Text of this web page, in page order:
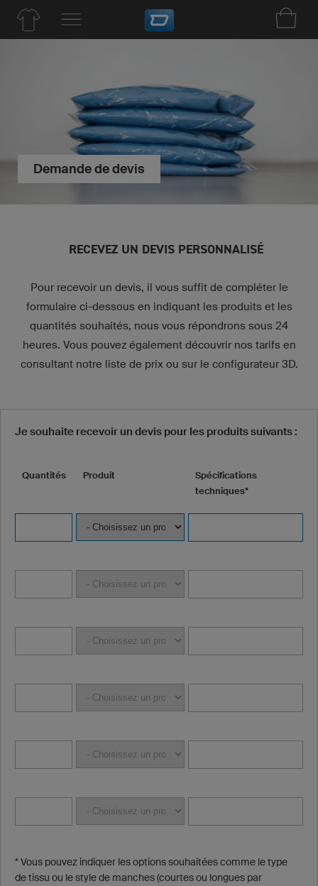
Demande de devis
RECEVEZ UN DEVIS PERSONNALISÉ
Pour recevoir un devis, il vous suffit de compléter le
formulaire ci-dessous en indiquant les produits et les
quantités souhaités, nous vous répondrons sous 24
heures. Vous pouvez également découvrir nos tarifs en
consultant notre liste de prix ou sur le configurateur 3D.
Je souhaite recevoir un devis pour les produits suivants :
Quantités Produit
Spécifications
techniques*
* Vous pouvez indiquer les options souhaitées comme le type
de tissu ou le style de manches (courtes ou longues par